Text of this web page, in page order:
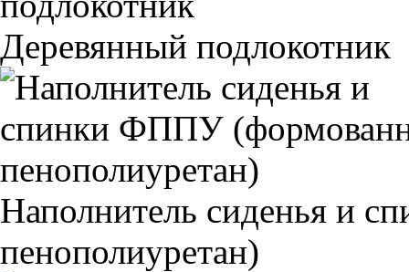
Деревянный подлокотник
Наполнитель сиденья и
пенополиуретан)